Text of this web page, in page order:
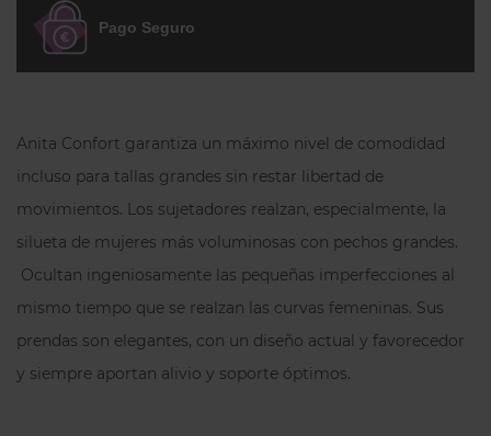
Diseño de corte alto que estiliza la
Se adapta perfectamente al cuerpo,
alisando la silueta sin marcar. Invisible
bajo la ropa y perfecta para combinar con
los sujetadores CLAIRE.
Detalle distintivo
Subrillo satinado y la cinturilla en
contrasteaportan un toque de
sofisticación a un básico imprescindible.
Pago Seguro
Anita Confort garantiza un máximo nivel de comodidad
incluso para tallas grandes sin restar libertad de
movimientos. Los sujetadores realzan, especialmente, la
silueta de mujeres más voluminosas con pechos grandes.
Ocultan ingeniosamente las pequeñas imperfecciones al
mismo tiempo que se realzan las curvas femeninas. Sus
prendas son elegantes, con un diseño actual y favorecedor
y siempre aportan alivio y soporte óptimos.